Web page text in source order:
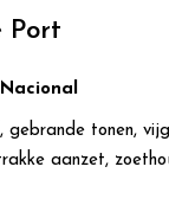
Port
tonen,
aanzet,